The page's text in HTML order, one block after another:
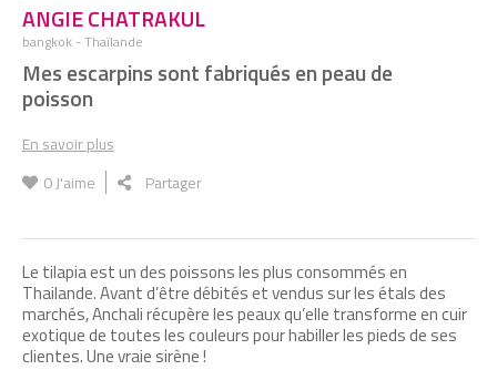
ANGIE CHATRAKUL
bangkok - Thaïlande
Mes escarpins sont fabriqués en peau de
poisson
En savoir plus
0J'aime Partager
Le tilapia est un des poissons les plus consommés en
Thailande. Avant d’être débités et vendus sur les étals des
marchés, Anchali récupère les peaux qu’elle transforme en cuir
exotique de toutes les couleurs pour habiller les pieds de ses
clientes. Une vraie sirène !